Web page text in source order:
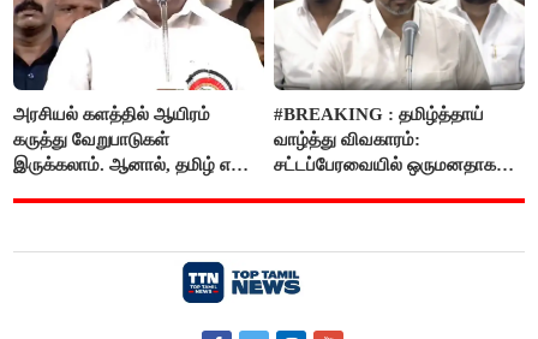
அரசியல் களத்தில் ஆயிரம்
கருத்து வேறுபாடுகள்
இருக்கலாம். ஆனால், தமிழ் என்று
#BREAKING : தமிழ்த்தாய்
வாழ்த்து விவகாரம்:
சட்டப்பேரவையில் ஒருமனதாக